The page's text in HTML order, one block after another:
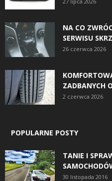
NA CO
SERWISU
26 czerwca 2026
ZADBANYCH
2 czerwca 2026
POPULARNE POSTY
TANIE I
30 listopada 2016